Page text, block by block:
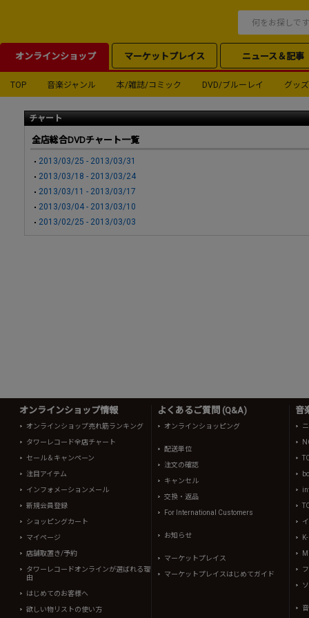
オンラインショップ マーケットプレイス ニュース＆記事
TOP 音楽ジャンル 本/雑誌/コミック DVD/ブルーレイ グッズ
チャート
全店総合DVDチャート一覧
2013/03/25 - 2013/03/31
2013/03/18 - 2013/03/24
2013/03/11 - 2013/03/17
2013/03/04 - 2013/03/10
2013/02/25 - 2013/03/03
オンラインショップ情報
オンラインショップ売れ筋ランキング
タワーレコード全店チャート
セール＆キャンペーン
注目アイテム
インフォメーションメール
新規会員登録
ショッピングカート
マイページ
店舗取置き/予約
タワーレコードオンラインが選ばれる理
由
はじめてのお客様へ
欲しい物リストの使い方
よくあるご質問 (Q&A)
オンラインショッピング
配送単位
注文の確認
キャンセル
交換・返品
For International Customers
お知らせ
マーケットプレイス
マーケットプレイスはじめてガイド
音